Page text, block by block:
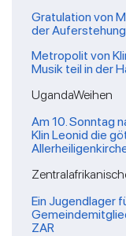
Gratulation von
der
Metropolit von
Musik teil in der
UgandaWeihen
Am 10. Sonntag
Klin Leonid die
Ein Jugendlager
ZAR